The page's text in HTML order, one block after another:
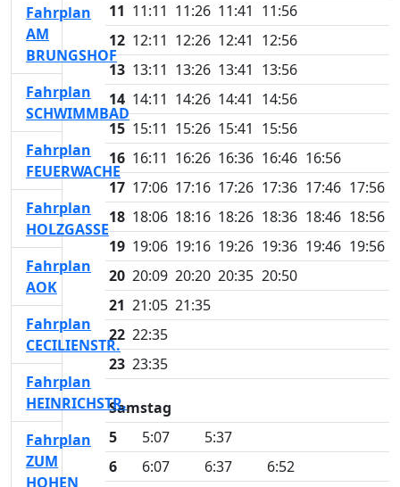
11 11:11 11:26 11:41 11:56
12 12:11 12:26 12:41 12:56
13 13:11 13:26 13:41 13:56
14 14:11 14:26 14:41 14:56
15 15:11 15:26 15:41 15:56
16 16:11 16:26 16:36 16:46 16:56
17 17:06 17:16 17:26 17:36 17:46 17:56
18 18:06 18:16 18:26 18:36 18:46 18:56
19 19:06 19:16 19:26 19:36 19:46 19:56
20 20:09 20:20 20:35 20:50
21 21:05 21:35
22 22:35
23 23:35
Samstag
5
5:07
5:37
6
6:07 6:37
6:52
Fahrplan
AM
BRUNGSHOF
Fahrplan
SCHWIMMBAD
Fahrplan
FEUERWACHE
Fahrplan
HOLZGASSE
Fahrplan
AOK
Fahrplan
CECILIENSTR.
Fahrplan
HEINRICHSTR.
Fahrplan
ZUM
HOHEN